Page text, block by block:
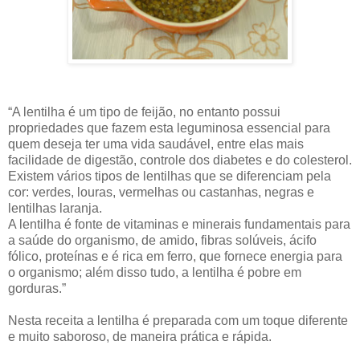
“A lentilha é um tipo de feijão, no entanto possui
propriedades que fazem esta leguminosa essencial para
quem deseja ter uma vida saudável, entre elas mais
facilidade de digestão, controle dos diabetes e do colesterol.
Existem vários tipos de lentilhas que se diferenciam pela
cor: verdes, louras, vermelhas ou castanhas, negras e
lentilhas laranja.
A lentilha é fonte de vitaminas e minerais fundamentais para
a saúde do organismo, de amido, fibras solúveis, ácifo
fólico, proteínas e é rica em ferro, que fornece energia para
o organismo; além disso tudo, a lentilha é pobre em
gorduras.”
Nesta receita a lentilha é preparada com um toque diferente
e muito saboroso, de maneira prática e rápida.